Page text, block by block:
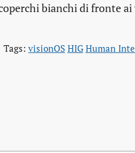
bianchi di fronte
Tags: visionOS HIG Human